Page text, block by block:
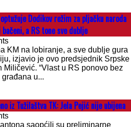
optužuje Dodikov režim za pljačku naroda
a RS tone sve dublje
KM na lobiranje, a sve dublje gura
izjavio je ovo predsjednik Srpske
“Vlast u RS ponovo bez
u...
iz Tužilaštva TK: Jela Pejić nije ubijena
saopćili su preliminarne